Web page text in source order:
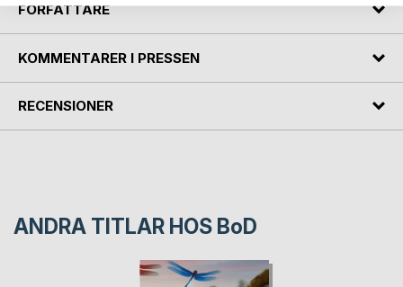
FÖRFATTARE
KOMMENTARER I PRESSEN
RECENSIONER
ANDRA TITLAR HOS BoD